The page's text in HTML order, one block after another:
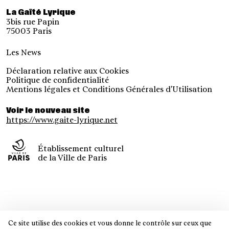
La Gaîté Lyrique
3bis rue Papin
75003 Paris
Les News
Déclaration relative aux Cookies
Politique de confidentialité
Mentions légales et Conditions Générales d'Utilisation
Voir le nouveau site
https://www.gaite-lyrique.net
Établissement culturel
de la Ville de Paris
Ce site utilise des cookies et vous donne le contrôle sur ceux que